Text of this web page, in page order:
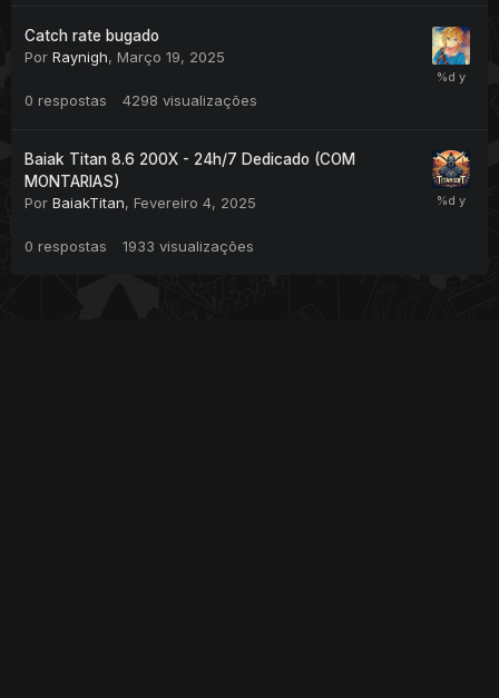
Catch rate bugado
Por Raynigh, Março 19, 2025
0 respostas 4298 visualizações
Baiak Titan 8.6 200X - 24h/7 Dedicado (COM
MONTARIAS)
Por BaiakTitan, Fevereiro 4, 2025
0 respostas 1933 visualizações